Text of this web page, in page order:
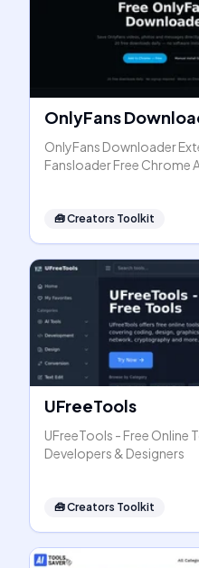
OnlyFans
OnlyFans Downloader
Fansloader Free Chrome
🧰Creators Toolkit
UFreeTools
UFreeTools - Free Online
Developers & Designers
🧰Creators Toolkit